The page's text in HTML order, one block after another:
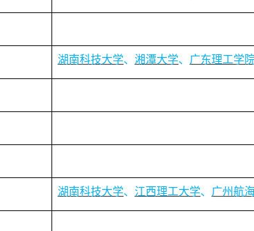
湖南科技大学、 湘潭大学、 广东理工学
湖南科技大学、 江西理工大学、 广州航